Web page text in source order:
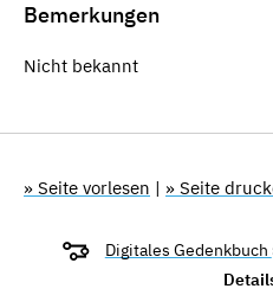
Bemerkungen
Nicht bekannt
» Seite vorlesen | » Seite
Digitales Gedenkbuch